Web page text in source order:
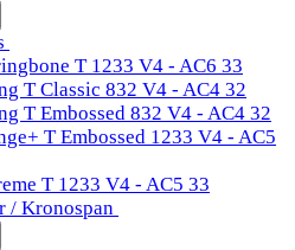
T 1233 V4 - AC6 33
T Classic 832 V4 - AC4 32
T Embossed 832 V4 - AC4 32
T Embossed 1233 V4 - AC5
T 1233 V4 - AC5 33
/ Kronospan